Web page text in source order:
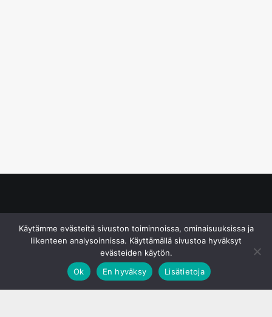
Käytämme evästeitä sivuston toiminnoissa, ominaisuuksissa ja
liikenteen analysoinnissa. Käyttämällä sivustoa hyväksyt
evästeiden käytön.
Ok
En hyväksy Lisätietoja